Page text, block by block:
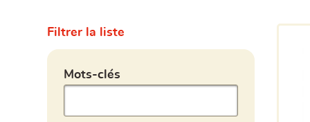
Filtrer la liste